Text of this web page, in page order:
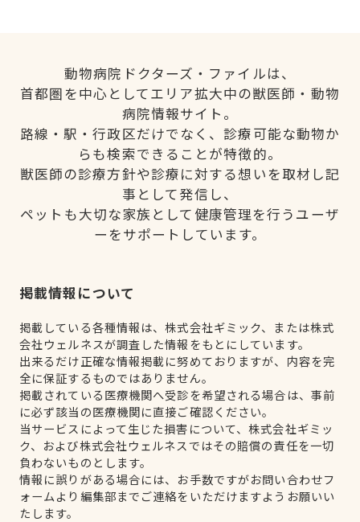
動物病院ドクターズ・ファイルは、
首都圏を中心としてエリア拡大中の獣医師・動物
病院情報サイト。
路線・駅・行政区だけでなく、診療可能な動物か
らも検索できることが特徴的。
獣医師の診療方針や診療に対する想いを取材し記
事として発信し、
ペットも大切な家族として健康管理を行うユーザ
ーをサポートしています。
掲載情報について
掲載している各種情報は、株式会社ギミック、または株式
会社ウェルネスが調査した情報をもとにしています。
出来るだけ正確な情報掲載に努めておりますが、内容を完
全に保証するものではありません。
掲載されている医療機関へ受診を希望される場合は、事前
に必ず該当の医療機関に直接ご確認ください。
当サービスによって生じた損害について、株式会社ギミッ
ク、および株式会社ウェルネスではその賠償の責任を一切
負わないものとします。
情報に誤りがある場合には、お手数ですがお問い合わせフ
ォームより編集部までご連絡をいただけますようお願いい
たします。